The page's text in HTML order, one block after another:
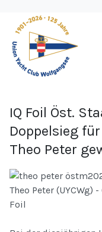
IQ Foil Öst.
Doppelsieg
Theo Peter
Theo Peter (UYCWg)
Foil